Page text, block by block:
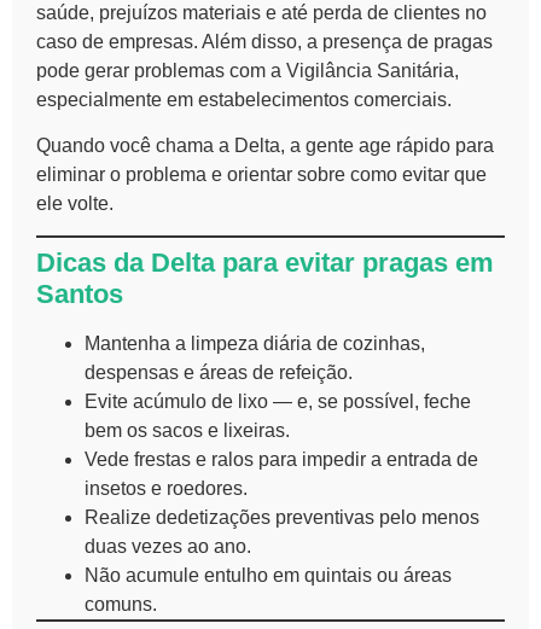
saúde, prejuízos materiais e até perda de clientes no
caso de empresas. Além disso, a presença de pragas
pode gerar problemas com a Vigilância Sanitária,
especialmente em estabelecimentos comerciais.
Quando você chama a Delta, a gente age rápido para
eliminar o problema e orientar sobre como evitar que
ele volte.
Dicas da Delta para evitar pragas em
Santos
Mantenha a limpeza diária de cozinhas,
despensas e áreas de refeição.
Evite acúmulo de lixo — e, se possível, feche
bem os sacos e lixeiras.
Vede frestas e ralos para impedir a entrada de
insetos e roedores.
Realize dedetizações preventivas pelo menos
duas vezes ao ano.
Não acumule entulho em quintais ou áreas
comuns.